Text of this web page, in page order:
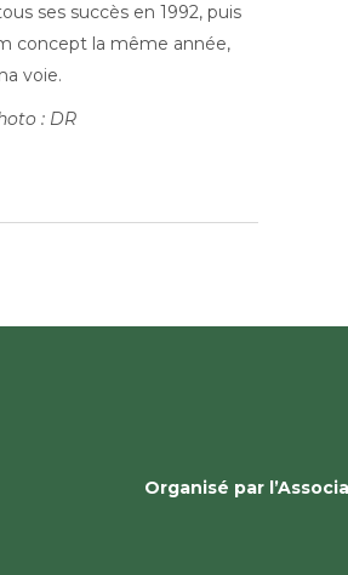
ses succès en 1992, puis
concept la même année,
voie.
: DR
Organisé par